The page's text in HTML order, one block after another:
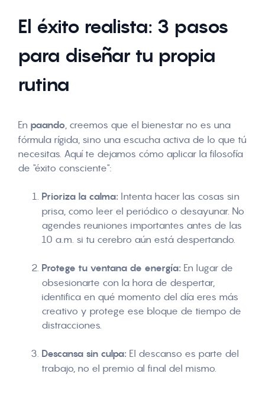
El éxito realista: 3 pasos
para diseñar tu propia
rutina
En paando, creemos que el bienestar no es una
fórmula rígida, sino una escucha activa de lo que tú
necesitas. Aquí te dejamos cómo aplicar la filosofía
de "éxito consciente":
Prioriza la calma: Intenta hacer las cosas sin
prisa, como leer el periódico o desayunar. No
agendes reuniones importantes antes de las
10 a.m. si tu cerebro aún está despertando.
Protege tu ventana de energía: En lugar de
obsesionarte con la hora de despertar,
identifica en qué momento del día eres más
creativo y protege ese bloque de tiempo de
distracciones.
Descansa sin culpa: El descanso es parte del
trabajo, no el premio al final del mismo.